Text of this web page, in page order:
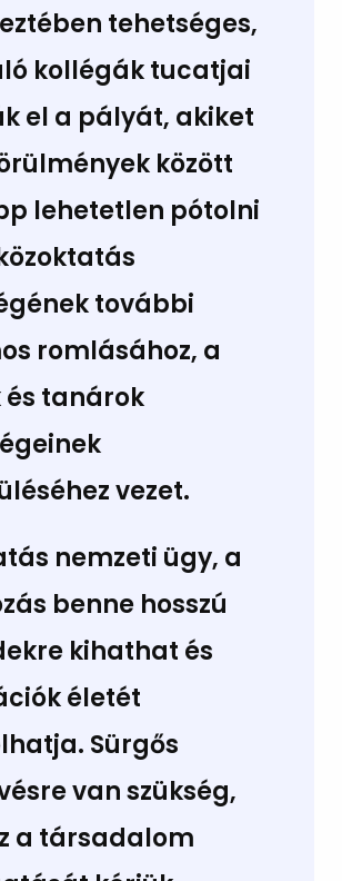
tehetséges,
kollégák tucatjai
el a pályát, akiket
között
lehetetlen pótolni
további
romlásához, a
tanárok
vezet.
nemzeti ügy, a
benne hosszú
kihathat és
életét
Sürgős
van szükség,
a társadalom